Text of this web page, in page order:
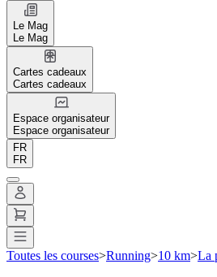
Le Mag
Le Mag
Cartes cadeaux
Cartes cadeaux
Espace organisateur
Espace organisateur
FR
FR
Toutes les courses>Running>10 km>La